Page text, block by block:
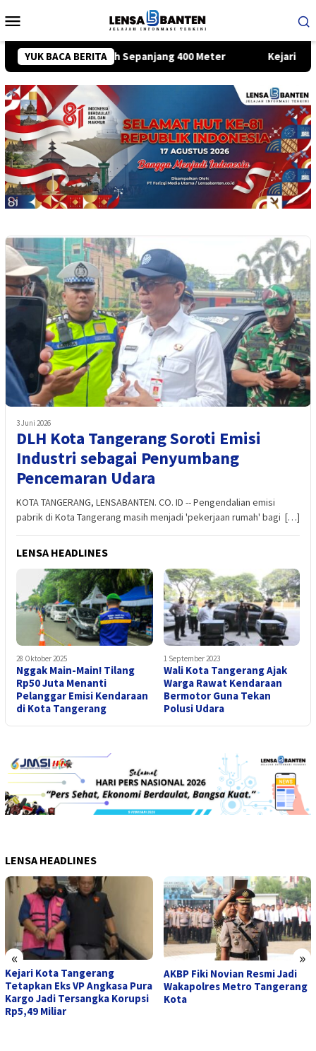
ke
Mobile
YUK BACA BERITA
Merah Putih Sepanjang 400 Meter Kejari Kota
3 Juni 2026
DLH Kota Tangerang Soroti Emisi
Industri sebagai Penyumbang
Pencemaran Udara
KOTA TANGERANG, LENSABANTEN. CO. ID -- Pengendalian emisi
pabrik di Kota Tangerang masih menjadi 'pekerjaan rumah' bagi […]
LENSA HEADLINES
28 Oktober 2025
Nggak Main-Main! Tilang
Rp50 Juta Menanti
Pelanggar Emisi Kendaraan
di Kota Tangerang
1 September 2023
Wali Kota Tangerang Ajak
Warga Rawat Kendaraan
Bermotor Guna Tekan
Polusi Udara
LENSA HEADLINES
« »
Kejari Kota Tangerang
Tetapkan Eks VP Angkasa Pura
Kargo Jadi Tersangka Korupsi
Rp5,49 Miliar
AKBP Fiki Novian Resmi Jadi
Wakapolres Metro Tangerang
Kota